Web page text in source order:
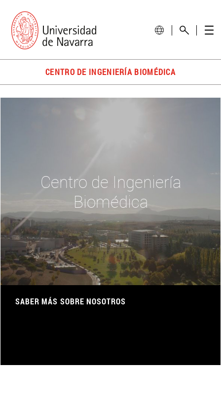
CENTRO DE INGENIERÍA BIOMÉDICA
Centro de Ingeniería
Biomédica
SABER MÁS SOBRE NOSOTROS